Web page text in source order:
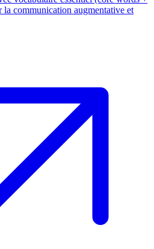
communication augmentative et